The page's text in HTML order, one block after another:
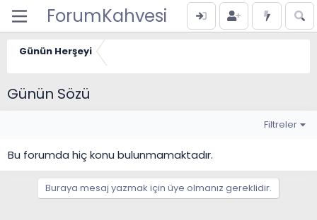
ForumKahvesi
Günün Herşeyi
Günün Sözü
Filtreler
Bu forumda hiç konu bulunmamaktadır.
Buraya mesaj yazmak için üye olmanız gereklidir.